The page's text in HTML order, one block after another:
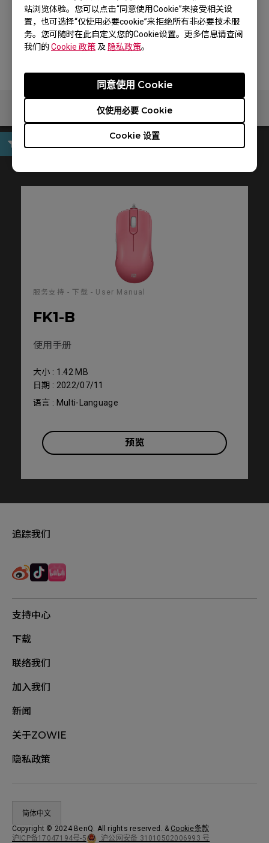
站浏览体验。您可以点击“同意使用Cookie”来接受相关设
置，也可选择“仅使用必要cookie”来拒绝所有非必要技术服
务。您可随时在此自定义您的Cookie设置。更多信息请查阅
我们的Cookie 政策 及 隐私政策。
Cookie 设置
仅使用必要 Cookie
同意使用 Cookie
停售
粉红色
服务支持 - 下载 - User Manual
FK1-B
使用手册
大小 : 1.42 MB
日期 : 2022/07/11
语言 : Multi-Language
预览
追踪我们
支持中心
下载
联络我们
加入我们
新闻
关于ZOWIE
隐私政策
简体中文
Copyright © 2024 BenQ. All rights reserved. & Cookie条款
沪ICP备17047194号-5
沪公网安备 31010502006993 号